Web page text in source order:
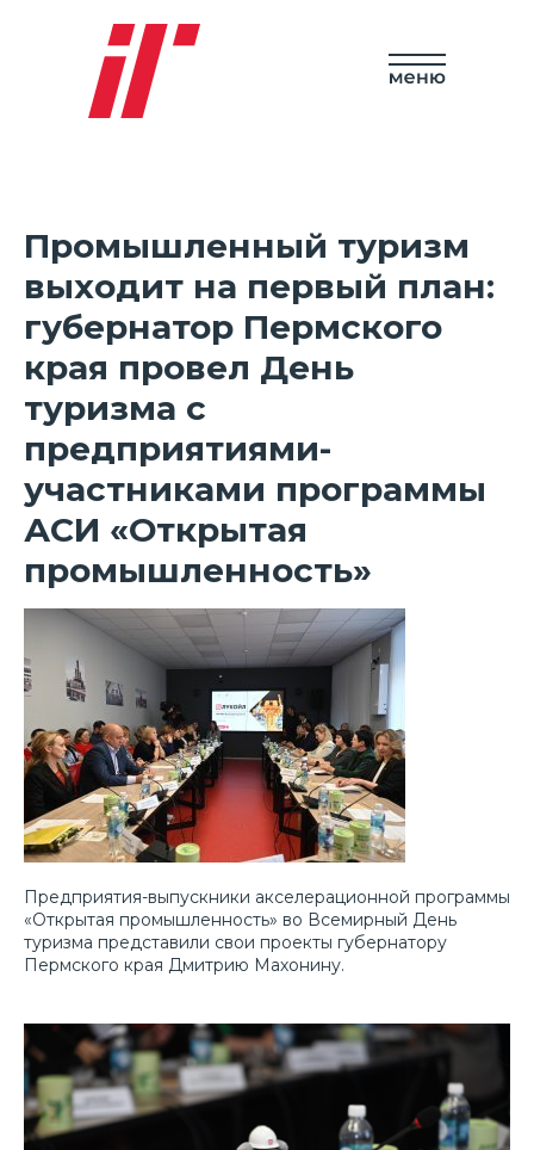
Промышленный туризм
выходит на первый план:
губернатор Пермского
края провел День
туризма с
предприятиями-
участниками программы
АСИ «Открытая
промышленность»
Предприятия-выпускники акселерационной программы
«Открытая промышленность» во Всемирный День
туризма представили свои проекты губернатору
Пермского края Дмитрию Махонину.